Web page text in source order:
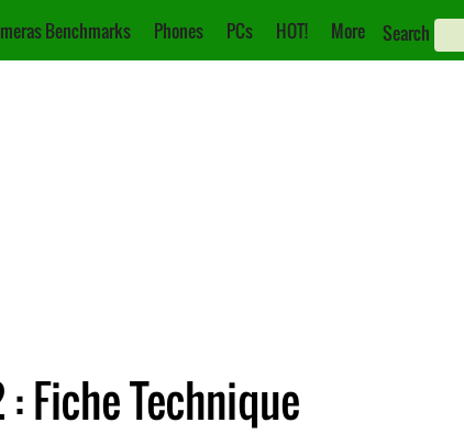
Benchmarks Phones PCs HOT! More Search
Fiche Technique